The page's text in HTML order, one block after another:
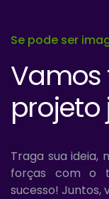
Se pode ser
Vamos
projeto
Traga sua ideia,
forças com o
sucesso! Juntos,